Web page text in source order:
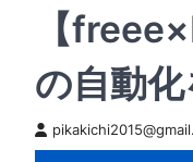
【
の自動